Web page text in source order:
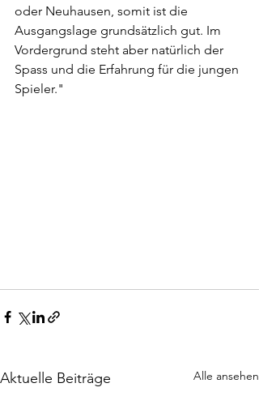
oder Neuhausen, somit ist die
Ausgangslage grundsätzlich gut. Im
Vordergrund steht aber natürlich der
Spass und die Erfahrung für die jungen
Spieler."
Aktuelle Beiträge Alle ansehen